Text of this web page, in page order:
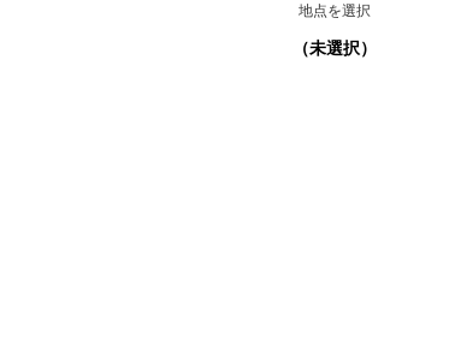
地点を選択
（未選択）